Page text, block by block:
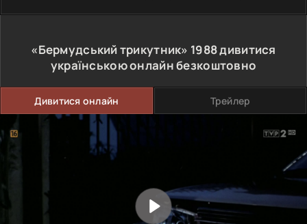
«Бермудський трикутник» 1988дивитися
українською онлайн безкоштовно
Дивитися онлайн Трейлер